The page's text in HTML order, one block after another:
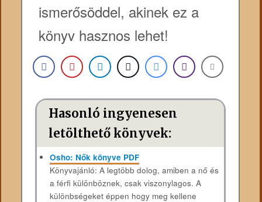
ismerősöddel, akinek ez a
könyv hasznos lehet!
Hasonló ingyenesen
letölthető könyvek:
Osho: Nők könyve PDF
Könyvajánló: A legtöbb dolog, amiben a nő és
a férfi különböznek, csak viszonylagos. A
különbségeket éppen hogy meg kellene